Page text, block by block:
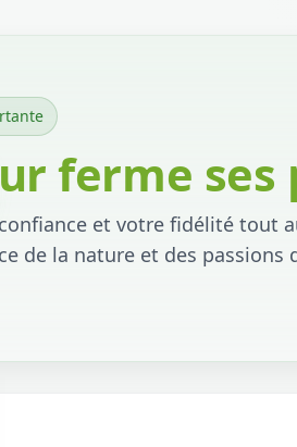
ferme ses
et votre fidélité tout
de la nature et des passions